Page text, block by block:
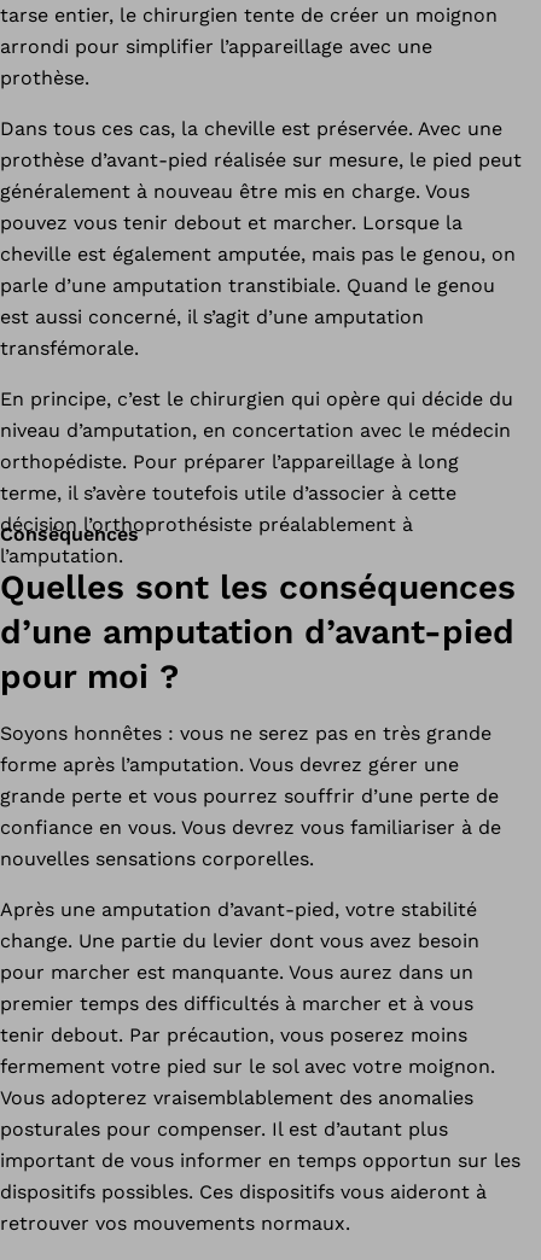
tarse entier, le chirurgien tente de créer un moignon
arrondi pour simplifier l’appareillage avec une
prothèse.
Dans tous ces cas, la cheville est préservée. Avec une
prothèse d’avant-pied réalisée sur mesure, le pied peut
généralement à nouveau être mis en charge. Vous
pouvez vous tenir debout et marcher. Lorsque la
cheville est également amputée, mais pas le genou, on
parle d’une amputation transtibiale. Quand le genou
est aussi concerné, il s’agit d’une amputation
transfémorale.
En principe, c’est le chirurgien qui opère qui décide du
niveau d’amputation, en concertation avec le médecin
orthopédiste. Pour préparer l’appareillage à long
terme, il s’avère toutefois utile d’associer à cette
décision l’orthoprothésiste préalablement à
l’amputation.
Conséquences
Quelles sont les conséquences
d’une amputation d’avant-pied
pour moi ?
Soyons honnêtes : vous ne serez pas en très grande
forme après l’amputation. Vous devrez gérer une
grande perte et vous pourrez souffrir d’une perte de
confiance en vous. Vous devrez vous familiariser à de
nouvelles sensations corporelles.
Après une amputation d’avant-pied, votre stabilité
change. Une partie du levier dont vous avez besoin
pour marcher est manquante. Vous aurez dans un
premier temps des difficultés à marcher et à vous
tenir debout. Par précaution, vous poserez moins
fermement votre pied sur le sol avec votre moignon.
Vous adopterez vraisemblablement des anomalies
posturales pour compenser. Il est d’autant plus
important de vous informer en temps opportun sur les
dispositifs possibles. Ces dispositifs vous aideront à
retrouver vos mouvements normaux.